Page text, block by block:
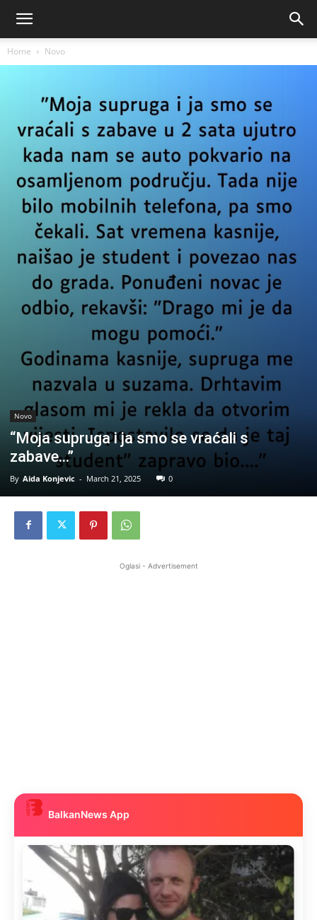
Home Novo
Novo
“Moja supruga i ja smo se vraćali s
zabave…”
By Aida Konjevic - March 21, 2025 0
Oglasi - Advertisement
BalkanNews App